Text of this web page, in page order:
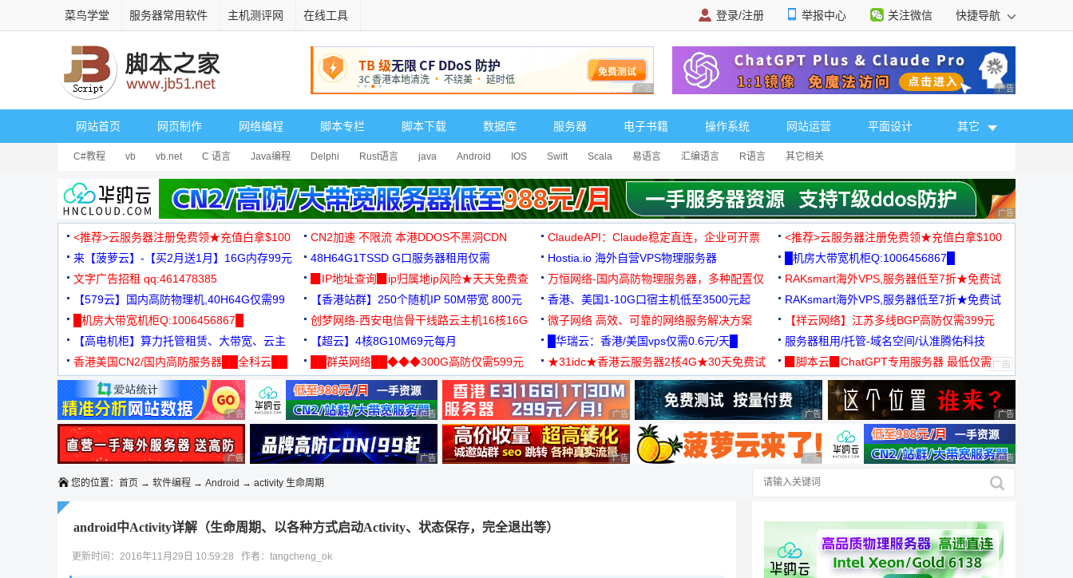
菜鸟学堂 服务器常用软件 主机测评网 在线工具 登录/注册 举报中心 关注微信 快捷导航
广告 商业广告，理性选择 广告 商业广告，理
网站首页 网页制作 网络编程 脚本专栏 脚本下载 数据库 服务器 电子书籍 操作系统 网站运营 平面设计 其它
C#教程 vb vb.net C 语言 Java编程 Delphi Rust语言 java Android IOS Swift Scala 易语言 汇编语言 R语言 其它相关
广告 商业广告，理
<推荐>云服务器注册免费领★充值白拿$100 CN2加速 不限流 本港DDOS不黑洞CDN ClaudeAPI：Claude稳定直连，企业可开票
<推荐>云服务器注册免费领★充值白拿$100
来【菠萝云】-【买2月送1月】16G内存99元
48H64G1TSSD G口服务器租用仅需
3000+可免费测试
Hostia.io 海外自营VPS物理服务器
█机房大带宽机柜Q:1006456867█
文字广告招租 qq:461478385
▉IP地址查询▉ip归属地ip风险★天天免费查
万恒网络-国内高防物理服务器，多种配置仅
99元/月起
RAKsmart海外VPS,服务器低至7折★免费试
用★
【579云】国内高防物理机,40H64G仅需99
元
【香港站群】250个随机IP 50M带宽 800元 香港、美国1-10G口宿主机低至3500元起
RAKsmart海外VPS,服务器低至7折★免费试
用★
█机房大带宽机柜Q:1006456867█
创梦网络-西安电信骨干线路云主机16核16G
88元/月
微子网络 高效、可靠的网络服务解决方案
【祥云网络】江苏多线BGP高防仅需399元
【高电机柜】算力托管租赁、大带宽、云主
机
【超云】4核8G10M69元每月 █华瑞云：香港/美国vps仅需0.6元/天█
服务器租用/托管-域名空间/认准腾佑科技
香港美国CN2/国内高防服务器██全科云██
██群英网络██◆◆◆300G高防仅需599元
◆◆◆
★31idc★香港云服务器2核4G★30天免费试
用◆
▉脚本云▉ChatGPT专用服务器 最低仅需
19元/月
广告 商业广告，理性选择 广告 商业广告，理性选择 广告 商业广告，理性选择 广告 商业广告，理性选择 广告 商业广告，理
广告 商业广告，理性选择 广告 商业广告，理性选择 广告 商业广告，理性选择 广告 商业广告，理性选择 广告 商业广告，理
您的位置： 首页 → 软件编程 → Android → activity 生命周期
android中Activity详解（生命周期、以各种方式启动Activity、状态保存，完全退出等）
更新时间：2016年11月29日 10:59:28 作者：tangcheng_ok